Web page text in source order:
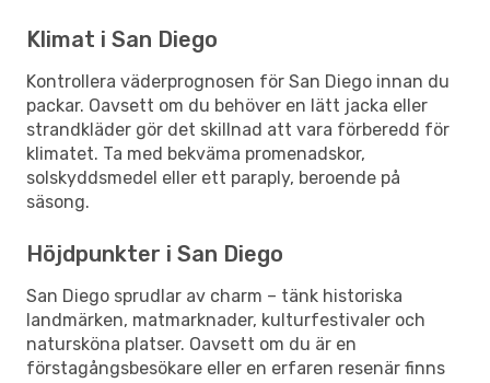
Klimat i San Diego
Kontrollera väderprognosen för San Diego innan du
packar. Oavsett om du behöver en lätt jacka eller
strandkläder gör det skillnad att vara förberedd för
klimatet. Ta med bekväma promenadskor,
solskyddsmedel eller ett paraply, beroende på
säsong.
Höjdpunkter i San Diego
San Diego sprudlar av charm – tänk historiska
landmärken, matmarknader, kulturfestivaler och
natursköna platser. Oavsett om du är en
förstagångsbesökare eller en erfaren resenär finns